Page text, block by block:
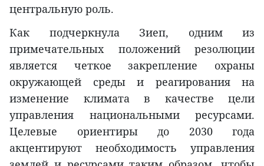
центральную роль.
Как подчеркнула Зиеп, одним из
примечательных положений резолюции
является четкое закрепление охраны
окружающей среды и реагирования на
изменение климата в качестве цели
управления национальными ресурсами.
Целевые ориентиры до 2030 года
акцентируют необходимость управления